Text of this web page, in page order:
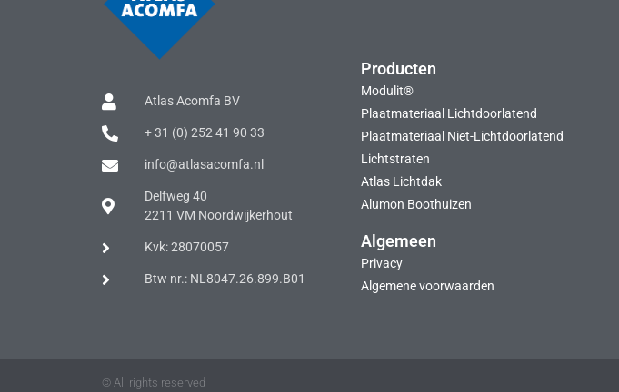
Atlas Acomfa BV
+ 31 (0) 252 41 90 33
info@atlasacomfa.nl
Delfweg 40
2211 VM Noordwijkerhout
Kvk: 28070057
Btw nr.: NL8047.26.899.B01
Producten
Modulit®
Plaatmateriaal Lichtdoorlatend
Plaatmateriaal Niet-Lichtdoorlatend
Lichtstraten
Atlas Lichtdak
Alumon Boothuizen
Algemeen
Privacy
Algemene voorwaarden
© All rights reserved